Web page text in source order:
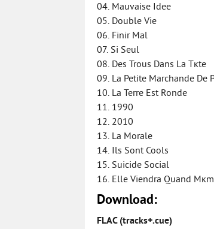
04. Mauvaise Idee
05. Double Vie
06. Finir Mal
07. Si Seul
08. Des Trous Dans La Tкte
09. La Petite Marchande De
10. La Terre Est Ronde
11. 1990
12. 2010
13. La Morale
14. Ils Sont Cools
15. Suicide Social
16. Elle Viendra Quand
Download:
FLAC (tracks+.cue)